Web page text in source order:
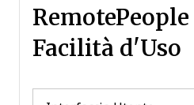
Facilità d'Uso